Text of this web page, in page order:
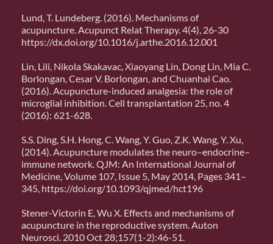
Lund, T. Lundeberg. (2016). Mechanisms of
acupuncture. Acupunct Relat Therapy. 4(4), 26-30
https://dx.doi.org/10.1016/j.arthe.2016.12.001
Lin, Lili, Nikola Skakavac, Xiaoyang Lin, Dong Lin, Mia C.
Borlongan, Cesar V. Borlongan, and Chuanhai Cao.
(2016). Acupuncture-induced analgesia: the role of
microglial inhibition. Cell transplantation 25, no. 4
(2016): 621-628.
S.S. Ding, S.H. Hong, C. Wang, Y. Guo, Z.K. Wang, Y. Xu,
(2014). Acupuncture modulates the neuro–endocrine–
immune network. QJM: An International Journal of
Medicine, Volume 107, Issue 5, May 2014, Pages 341–
345, https://doi.org/10.1093/qjmed/hct196
Stener-Victorin E, Wu X. Effects and mechanisms of
acupuncture in the reproductive system. Auton
Neurosci. 2010 Oct 28;157(1-2):46-51.